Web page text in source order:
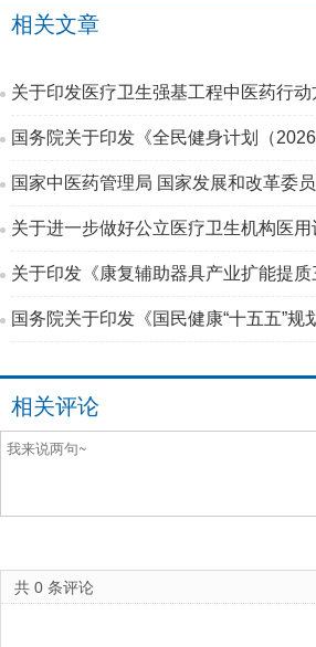
相关文章
关于印发医疗卫生强基工程中医药行动
国务院关于印发《全民健身计划（
国家中医药管理局 国家发展和改革委
关于进一步做好公立医疗卫生机构医
关于印发《康复辅助器具产业扩能提
国务院关于印发《国民健康“十五五”规
相关评论
共 0 条评论